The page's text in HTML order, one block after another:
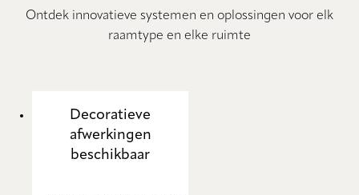
Ontdek innovatieve systemen en oplossingen voor elk
raamtype en elke ruimte
Decoratieve
afwerkingen
beschikbaar